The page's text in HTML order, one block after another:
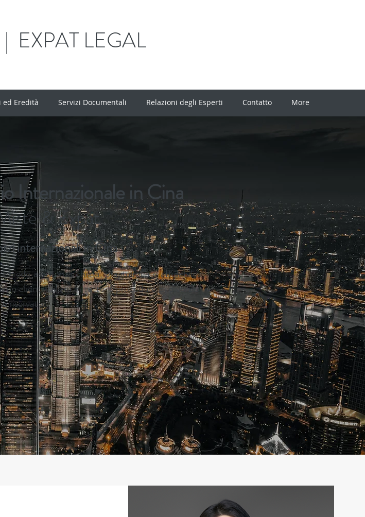
| EXPAT LEGAL
ed Eredità Servizi Documentali Relazioni degli Esperti Contatto More
Internazionale in Cina
& Expat
internazionali in Cina
assistenza chiara, pragmatica e affidabile.
clienti italiani in tutte le procedure di divorzio
riservato.